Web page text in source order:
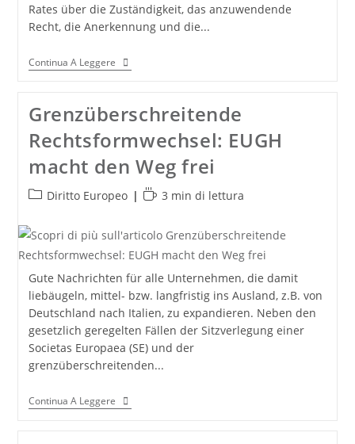
Rates über die Zuständigkeit, das anzuwendende
Recht, die Anerkennung und die...
Continua A LeggereErbfälle
Mit
Erbschein
Kommt!
Grenzüberschreitende
Rechtsformwechsel: EUGH
macht den Weg frei
Categoria
Diritto Europeo
Tempo
lettura:
3 min di lettura
Gute Nachrichten für alle Unternehmen, die damit
liebäugeln, mittel- bzw. langfristig ins Ausland, z.B. von
Deutschland nach Italien, zu expandieren. Neben den
gesetzlich geregelten Fällen der Sitzverlegung einer
Societas Europaea (SE) und der
grenzüberschreitenden...
Continua A LeggereGrenzüberschreitende
Rechtsformwechsel: